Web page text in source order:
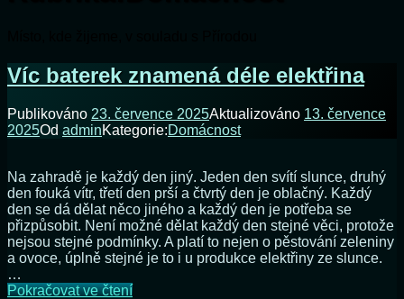
Víc baterek znamená déle elektřina
Publikováno 23. července 2025Aktualizováno 13. července
2025Od adminKategorie:Domácnost
Na zahradě je každý den jiný. Jeden den svítí slunce, druhý
den fouká vítr, třetí den prší a čtvrtý den je oblačný. Každý
den se dá dělat něco jiného a každý den je potřeba se
přizpůsobit. Není možné dělat každý den stejné věci, protože
nejsou stejné podmínky. A platí to nejen o pěstování zeleniny
a ovoce, úplně stejné je to i u produkce elektřiny ze slunce.
…
Pokračovat ve čteníVíc